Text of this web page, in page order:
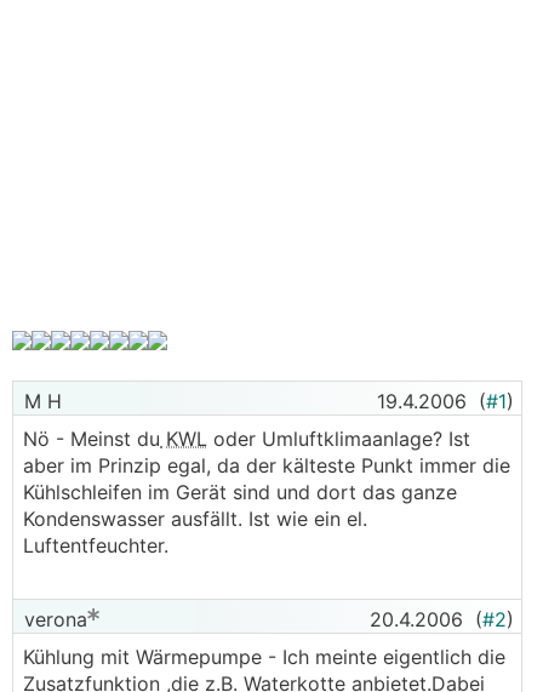
M H 19.4.2006 (#1)
Nö - Meinst du KWL oder Umluftklimaanlage? Ist
aber im Prinzip egal, da der kälteste Punkt immer die
Kühlschleifen im Gerät sind und dort das ganze
Kondenswasser ausfällt. Ist wie ein el.
Luftentfeuchter.
verona 20.4.2006 (#2)
Kühlung mit Wärmepumpe - Ich meinte eigentlich die
Zusatzfunktion ,die z.B. Waterkotte anbietet.Dabei